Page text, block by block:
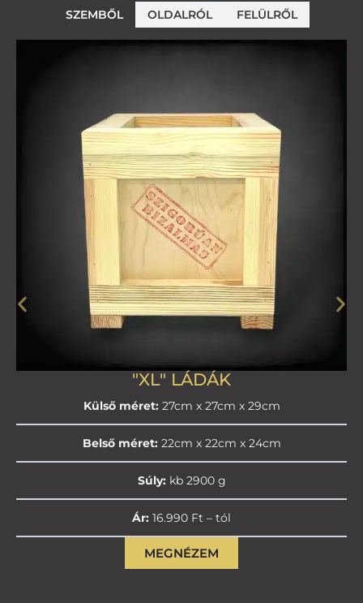
SZEMBŐL OLDALRÓL FELÜLRŐL
"XL" LÁDÁK
Külső méret:27cm x 27cm x 29cm
Belső méret:22cm x 22cm x 24cm
Súly:kb 2900 g
Ár: 16.990 Ft – tól
MEGNÉZEM